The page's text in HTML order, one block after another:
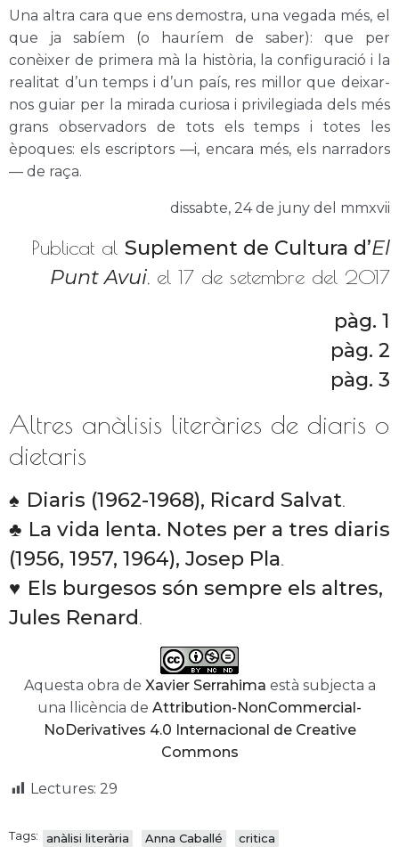
Una altra cara que ens demostra, una vegada més, el
que ja sabíem (o hauríem de saber): que per
conèixer de primera mà la història, la configuració i la
realitat d’un temps i d’un país, res millor que deixar-
nos guiar per la mirada curiosa i privilegiada dels més
grans observadors de tots els temps i totes les
èpoques: els escriptors —i, encara més, els narradors
— de raça.
dissabte, 24 de juny del mmxvii
Publicat al Suplement de Cultura d’El
Punt Avui, el 17 de setembre del 2017
pàg. 1
pàg. 2
pàg. 3
Altres anàlisis literàries de diaris o
dietaris
♠ Diaris (1962-1968), Ricard Salvat.
♣ La vida lenta. Notes per a tres diaris
(1956, 1957, 1964), Josep Pla.
♥ Els burgesos són sempre els altres,
Jules Renard.
Aquesta obra de Xavier Serrahima està subjecta a
una llicència de Attribution-NonCommercial-
NoDerivatives 4.0 Internacional de Creative
Commons
Lectures: 29
Tags: anàlisi literària Anna Caballé
critica